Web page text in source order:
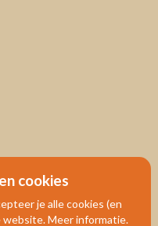
cookies
je alle cookies (en
website. Meer informatie.